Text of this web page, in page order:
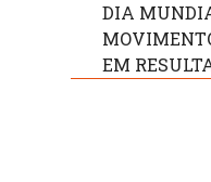
DIA
EM